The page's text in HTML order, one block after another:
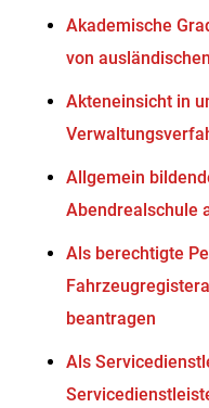
Akademische
von
Akteneinsicht in
Allgemein
Abendrealschule
Als berechtigte
beantragen
Als